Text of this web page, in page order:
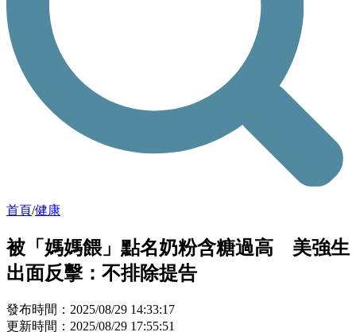
首頁/健康
被「媽媽餵」點名奶粉含糖過高 美強生
出面反擊：不排除提告
發布時間：2025/08/29 14:33:17
更新時間：2025/08/29 17:55:51